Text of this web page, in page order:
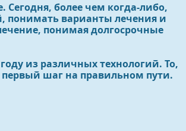
Сегодня, более чем когда-либо,
понимать варианты лечения и
понимая долгосрочные
из различных технологий. То,
первый шаг на правильном пути.